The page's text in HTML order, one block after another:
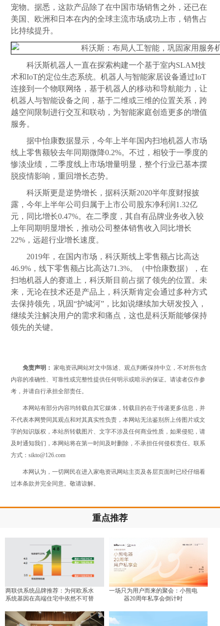
宠物。据悉，这款产品除了在中国市场销售之外，还已在
美国、欧洲和日本在内的全球主流市场成功上市，销售占
比持续提升。
科沃斯机器人一直在探索构建一个基于室内SLAM技
术和IoT的定位生态系统。机器人与智能家居设备通过IoT
连接到一个物联网络，基于机器人的移动和导航能力，让
机器人与智能设备之间，基于二维或三维的位置关系，跨
越空间限制进行交互和联动，为智能家庭创造更多的增值
服务。
据中怡康数据显示，今年上半年国内扫地机器人市场
线上零售额较去年同期微降0.2%。不过，相较于一季度的
惨淡业绩，二季度线上市场增量明显，整个行业已基本摆
脱疫情影响，重回增长态势。
科沃斯更是逆势增长，据科沃斯2020半年度财报披
露，今年上半年公司归属于上市公司股东净利润1.32亿
元，同比增长0.47%。在二季度，其自有品牌业务收入较
上年同期明显增长，推动公司整体销售收入同比增长
22%，远超行业增长速度。
2019年，在国内市场，科沃斯线上零售额占比高达
46.9%，线下零售额占比高达71.3%。（中怡康数据），在
扫地机器人的赛道上，科沃斯目前占据了领先的位置。未
来，无论在技术还是产品上，科沃斯肯定会通过多种方式
去保持领先，巩固“护城河”，比如说继续加大研发投入，
继续关注解决用户的需求和痛点，这也是科沃斯能够保持
领先的关键。
免责声明： 家电资讯网站对文中陈述、观点判断保持中立，不对所包含
内容的准确性、可靠性或完整性提供任何明示或暗示的保证。请读者仅作参
考，并请自行承担全部责任。
本网站有部分内容均转载自其它媒体，转载目的在于传递更多信息，并
不代表本网赞同其观点和对其真实性负责，本网站无法鉴别所上传图片或文
字的知识版权，本站所转载图片、文字不涉及任何商业性质，如果侵犯，请
及时通知我们，本网站将在第一时间及时删除，不承担任何侵权责任。联系
方式：sikto@126.com
本网认为，一切网民在进入家电资讯网站主页及各层页面时已经仔细看
过本条款并完全同意。敬请谅解。
重点推荐
两联供系统品牌推荐：为何欧系水
系统基因在高端住宅中依然不可替
一场只为用户而来的聚会：小熊电
器20周年私享会倒计时